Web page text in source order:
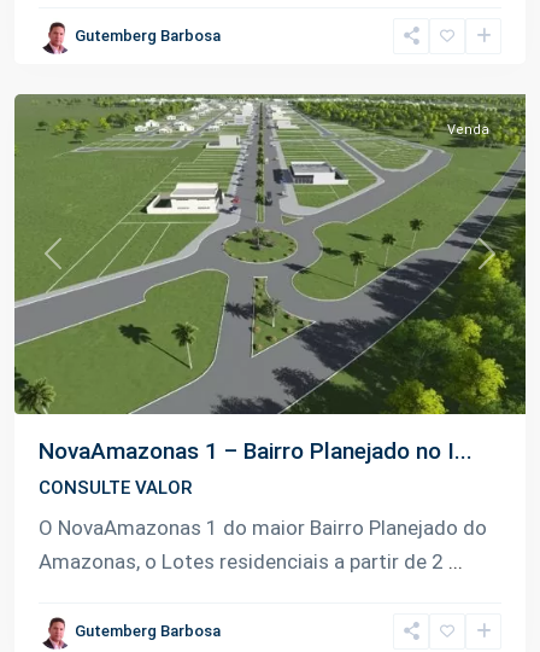
Gutemberg Barbosa
Braga,
Previous Next
Venda
NovaAmazonas 1 – Bairro Planejado no I...
CONSULTE VALOR
O NovaAmazonas 1 do maior Bairro Planejado do
Amazonas, o Lotes residenciais a partir de 2 ...
Gutemberg Barbosa
Km
02
Braga,